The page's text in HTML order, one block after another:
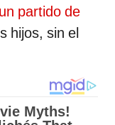
partido de
hijos, sin el